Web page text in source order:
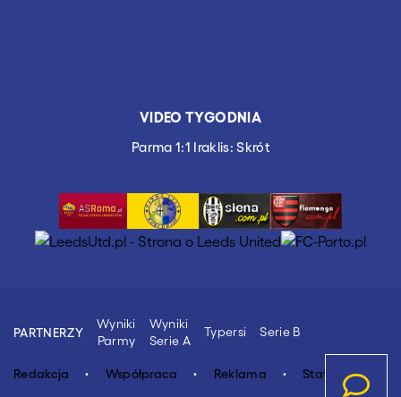
VIDEO TYGODNIA
Parma 1:1 Iraklis: Skrót
Redakcja Współpraca Reklama
Stat.4u.pl
PARTNERZY
Wyniki
Parmy
Wyniki
Serie A
Typersi Serie B